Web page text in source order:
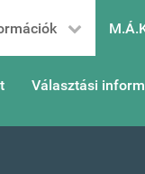
Választási